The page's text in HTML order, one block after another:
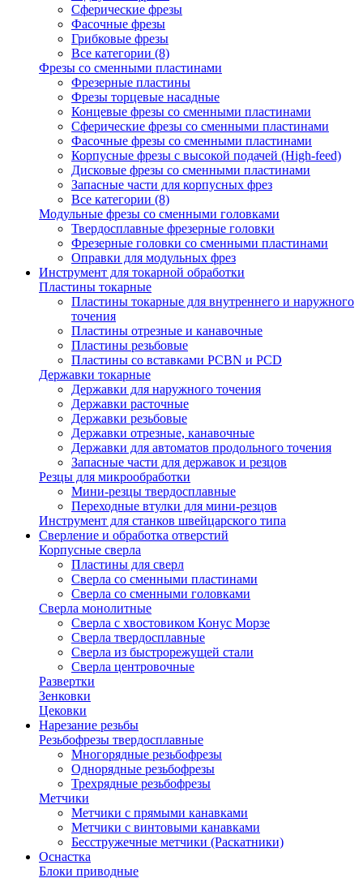
Сферические фрезы
Фасочные фрезы
Грибковые фрезы
Все категории (8)
Фрезы со сменными пластинами
Фрезерные пластины
Фрезы торцевые насадные
Концевые фрезы со сменными пластинами
Сферические фрезы со сменными пластинами
Фасочные фрезы со сменными пластинами
Корпусные фрезы с высокой подачей (High-feed)
Дисковые фрезы со сменными пластинами
Запасные части для корпусных фрез
Все категории (8)
Модульные фрезы со сменными головками
Твердосплавные фрезерные головки
Фрезерные головки со сменными пластинами
Оправки для модульных фрез
Инструмент для токарной обработки
Пластины токарные
Пластины токарные для внутреннего и наружного
точения
Пластины отрезные и канавочные
Пластины резьбовые
Пластины со вставками PCBN и PCD
Державки токарные
Державки для наружного точения
Державки расточные
Державки резьбовые
Державки отрезные, канавочные
Державки для автоматов продольного точения
Запасные части для державок и резцов
Резцы для микрообработки
Мини-резцы твердосплавные
Переходные втулки для мини-резцов
Инструмент для станков швейцарского типа
Сверление и обработка отверстий
Корпусные сверла
Пластины для сверл
Сверла со сменными пластинами
Сверла со сменными головками
Сверла монолитные
Сверла с хвостовиком Конус Морзе
Сверла твердосплавные
Сверла из быстрорежущей стали
Сверла центровочные
Развертки
Зенковки
Цековки
Нарезание резьбы
Резьбофрезы твердосплавные
Многорядные резьбофрезы
Однорядные резьбофрезы
Трехрядные резьбофрезы
Метчики
Метчики с прямыми канавками
Метчики с винтовыми канавками
Бесстружечные метчики (Раскатники)
Оснастка
Блоки приводные